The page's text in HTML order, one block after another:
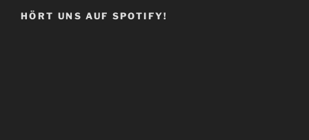
HÖRT UNS AUF SPOTIFY!